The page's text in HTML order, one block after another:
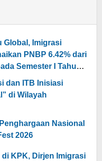
Global, Imigrasi
PNBP 6.42% dari
Semester I Tahun
dan ITB Inisiasi
di Wilayah
Nasional
2026
di KPK, Dirjen Imigrasi